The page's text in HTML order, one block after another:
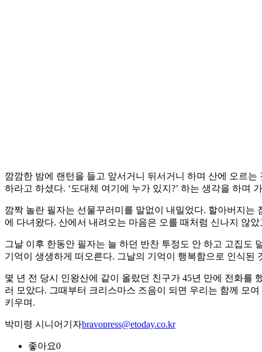
깜깜한 밤에 랜턴을 들고 앞서거니 뒤서거니 하며 산에 오르
하라고 하셨다. ‘도대체 여기에 누가 있지?’ 하는 생각을 하
깜짝 놀란 필자는 선물꾸러미를 말없이 내밀었다. 할아버지
에 다녀왔다. 산에서 내려오는 마음은 오를 때처럼 신나지 않
그날 이후 한동안 필자는 늘 하던 반찬 투정도 안 하고 고집도
기억이 생생하게 떠오른다. 그날의 기억이 행복함으로 인식된
몇 년 전 당시 인왕산에 같이 올랐던 친구가 45년 만에 전화를
러 모았다. 그때부터 크리스마스 즈음이 되면 우리는 함께 모
키우며.
박미령 시니어기자bravopress@etoday.co.kr
좋아요0